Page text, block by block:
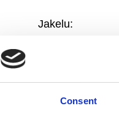
Consent
Jakelu: